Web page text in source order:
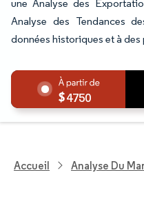
une Analyse des
Analyse des Tendances
données historiques et à
4750
Accueil Analyse Du